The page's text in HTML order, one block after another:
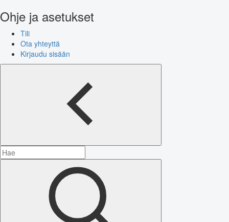
Ohje ja asetukset
Tili
Ota yhteyttä
Kirjaudu sisään